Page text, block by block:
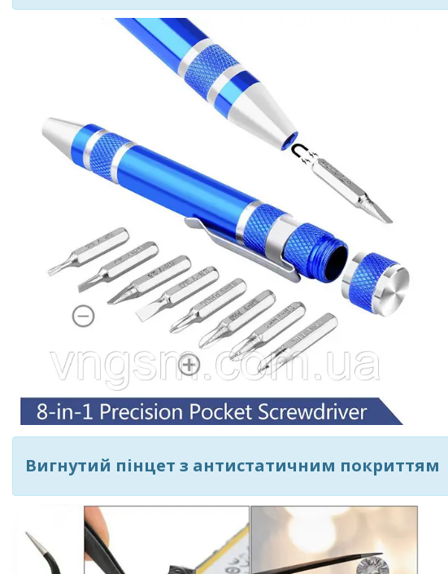
Вигнутий пінцет з антистатичним покриттям